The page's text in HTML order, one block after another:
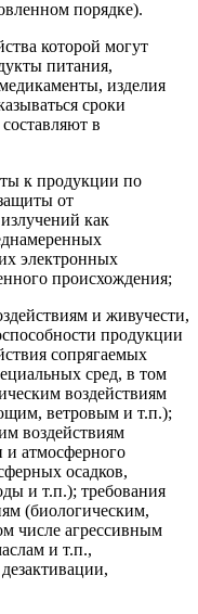
порядке).
которой могут
питания,
изделия
сроки
в
к продукции по
от
как
электронных
происхождения;
и живучести,
продукции
сопрягаемых
сред, в том
воздействиям
ветровым и т.п.);
воздействиям
и атмосферного
осадков,
и т.п.); требования
(биологическим,
числе агрессивным
и т.п.,